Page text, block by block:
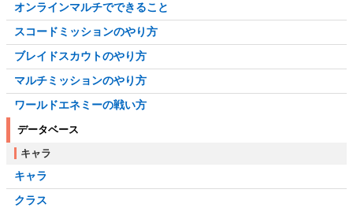
オンラインマルチでできること
スコードミッションのやり方
ブレイドスカウトのやり方
マルチミッションのやり方
ワールドエネミーの戦い方
データベース
キャラ
キャラ
クラス